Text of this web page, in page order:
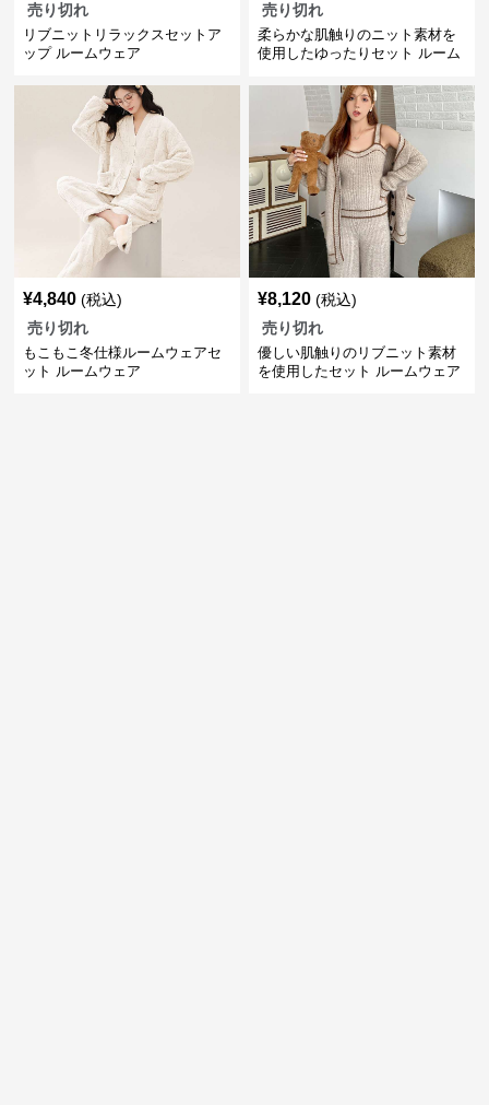
売り切れ
リブニットリラックスセットア
ップ ルームウェア
売り切れ
柔らかな肌触りのニット素材を
使用したゆったりセット ルーム
¥4,840 (税込)
売り切れ
もこもこ冬仕様ルームウェアセ
ット ルームウェア
¥8,120 (税込)
売り切れ
優しい肌触りのリブニット素材
を使用したセット ルームウェア